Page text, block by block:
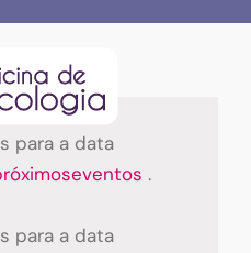
para a data
.
para a data